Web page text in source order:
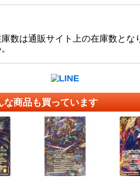
数は通販サイト上の在庫数とな
な商品も買っています